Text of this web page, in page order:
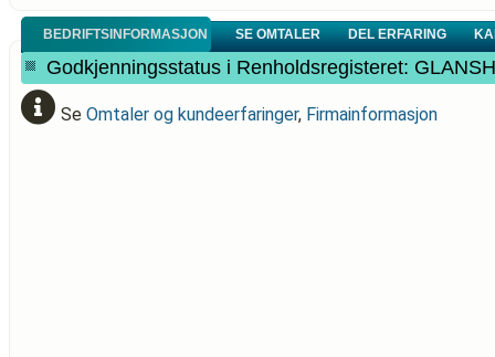
BEDRIFTSINFORMASJON SE OMTALER DEL ERFARING
Godkjenningsstatus i Renholdsregisteret:
Se Omtaler og kundeerfaringer, Firmainformasjon